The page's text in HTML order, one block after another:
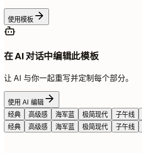
使用模板
在 AI 对话中编辑此模板
让 AI 与你一起重写并定制每个部分。
使用 AI 编辑
经典
高级感 海军蓝 极简现代 子午线
经典
高级感 海军蓝 极简现代 子午线